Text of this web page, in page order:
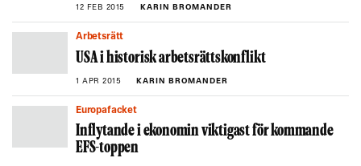
12 FEB 2015 KARIN BROMANDER
Arbetsrätt
USA i historisk arbetsrättskonflikt
1 APR 2015 KARIN BROMANDER
Europafacket
Inflytande i ekonomin viktigast för kommande
EFS-toppen